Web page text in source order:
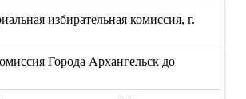
избирательная комиссия, г.
Города Архангельск до